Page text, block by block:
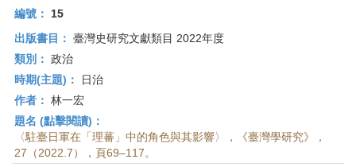
編號：
15
出版書目： 臺灣史研究文獻類目 2022年度
類別： 政治
時期(主題)：
日治
作者： 林一宏
題名 (點擊閱讀)：
〈駐臺日軍在「理蕃」中的角色與其影響〉，《臺灣學研究》，
27（2022.7），頁69–117。